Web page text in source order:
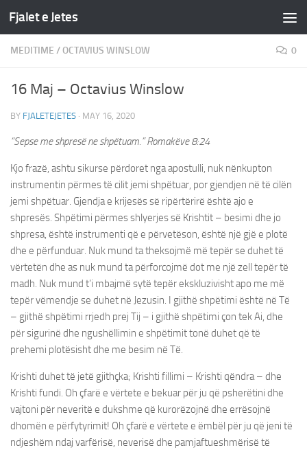
Skip to content
Fjalet e Jetes
MEDITIME /OCTAVIUS WINSLOW 0
16 Maj – Octavius Winslow
BY FJALETEJETES · MAY 16, 2020
“Sepse me shpresë ne shpëtuam.” Romakëve‬ ‭8:24‬
Kjo frazë, ashtu sikurse përdoret nga apostulli, nuk nënkupton
instrumentin përmes të cilit jemi shpëtuar, por gjendjen në të cilën
jemi shpëtuar. Gjendja e krijesës së ripërtërirë është ajo e
shpresës. Shpëtimi përmes shlyerjes së Krishtit – besimi dhe jo
shpresa, është instrumenti që e përvetëson, është një gjë e plotë
dhe e përfunduar. Nuk mund ta theksojmë më tepër se duhet të
vërtetën dhe as nuk mund ta përforcojmë dot me një zell tepër të
madh. Nuk mund t’i mbajmë sytë tepër ekskluzivisht apo me më
tepër vëmendje se duhet në Jezusin. I gjithë shpëtimi është në Të
– gjithë shpëtimi rrjedh prej Tij – i gjithë shpëtimi çon tek Ai, dhe
për sigurinë dhe ngushëllimin e shpëtimit tonë duhet që të
prehemi plotësisht dhe me besim në Të.
Krishti duhet të jetë gjithçka; Krishti fillimi – Krishti qëndra – dhe
Krishti fundi. Oh çfarë e vërtete e bekuar për ju që psherëtini dhe
vajtoni për neveritë e dukshme që kurorëzojnë dhe errësojnë
dhomën e përfytyrimit! Oh çfarë e vërtete e ëmbël për ju që jeni të
ndjeshëm ndaj varfërisë, neverisë dhe pamjaftueshmërisë të